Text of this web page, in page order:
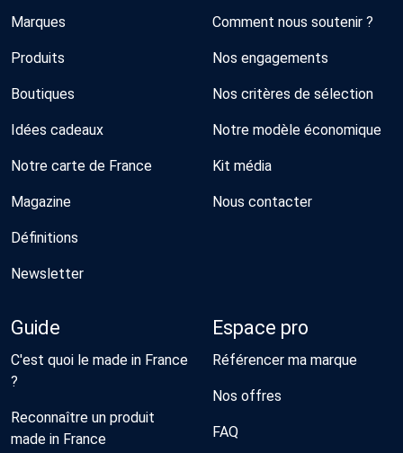
Marques
Produits
Boutiques
Idées cadeaux
Notre carte de France
Magazine
Définitions
Newsletter
Comment nous soutenir ?
Nos engagements
Nos critères de sélection
Notre modèle économique
Kit média
Nous contacter
Guide
C'est quoi le made in France
?
Reconnaître un produit
made in France
Espace pro
Référencer ma marque
Nos offres
FAQ